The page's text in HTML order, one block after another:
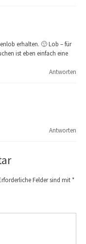
erhalten. 🙂 Lob – für
ist eben einfach eine
Antworten
Antworten
Felder sind mit *